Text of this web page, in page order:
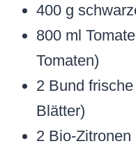
400 g
800 ml
Tomaten)
2 Bund
Blätter)
2 Bio-